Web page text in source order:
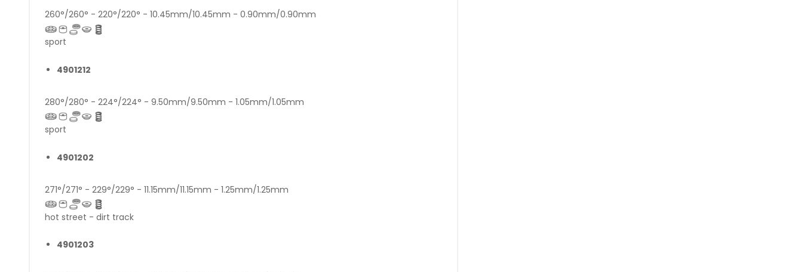
260°/260° - 220°/220° - 10.45mm/10.45mm - 0.90mm/0.90mm
sport
4901212
280°/280° - 224°/224° - 9.50mm/9.50mm - 1.05mm/1.05mm
sport
4901202
271°/271° - 229°/229° - 11.15mm/11.15mm - 1.25mm/1.25mm
hot street - dirt track
4901203